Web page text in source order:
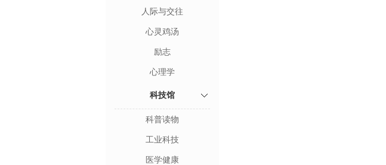
人际与交往
心灵鸡汤
励志
心理学
科技馆
科普读物
工业科技
医学健康